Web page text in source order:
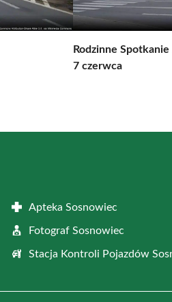
Rodzinne
7 czerwca
Apteka Sosnowiec
Fotograf Sosnowiec
Stacja Kontroli Pojazdów